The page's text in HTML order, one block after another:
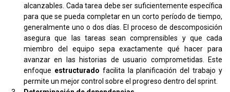
alcanzables. Cada tarea debe ser suficientemente específica
para que se pueda completar en un corto período de tiempo,
generalmente uno o dos días. El proceso de descomposición
asegura que las tareas sean comprensibles y que cada
miembro del equipo sepa exactamente qué hacer para
avanzar en las historias de usuario comprometidas. Este
enfoque estructurado facilita la planificación del trabajo y
permite un mejor control sobre el progreso dentro del sprint.